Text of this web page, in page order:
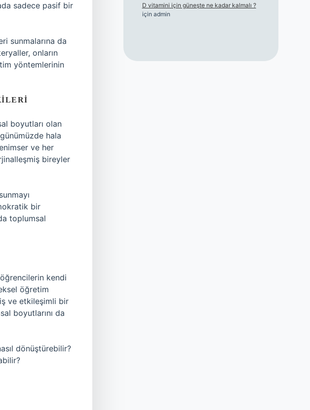
sadece pasif bir
sunmalarına da
onların
yöntemlerinin
boyutları olan
hala
ve her
bireyler
bir
toplumsal
kendi
öğretim
ve etkileşimli bir
boyutlarını da
dönüştürebilir?
D vitamini için güneşte ne kadar kalmalı ?
için admin